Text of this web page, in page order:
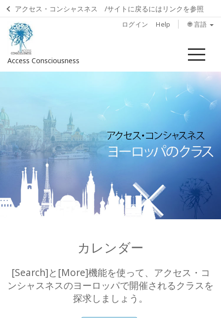
アクセス・コンシャスネス /サイトに戻るにはリンクを参照
ログイン Help 🌐 言語
Access Consciousness
メ
ュ
ー
ン
ト
に
サ
イ
ン
イ
ン
詳
細
カレンダー
[Search]と[More]機能を使って、アクセス・コ
ンシャスネスのヨーロッパで開催されるクラスを
探求しましょう。